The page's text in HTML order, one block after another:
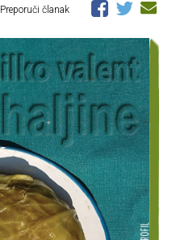
Preporuči članak